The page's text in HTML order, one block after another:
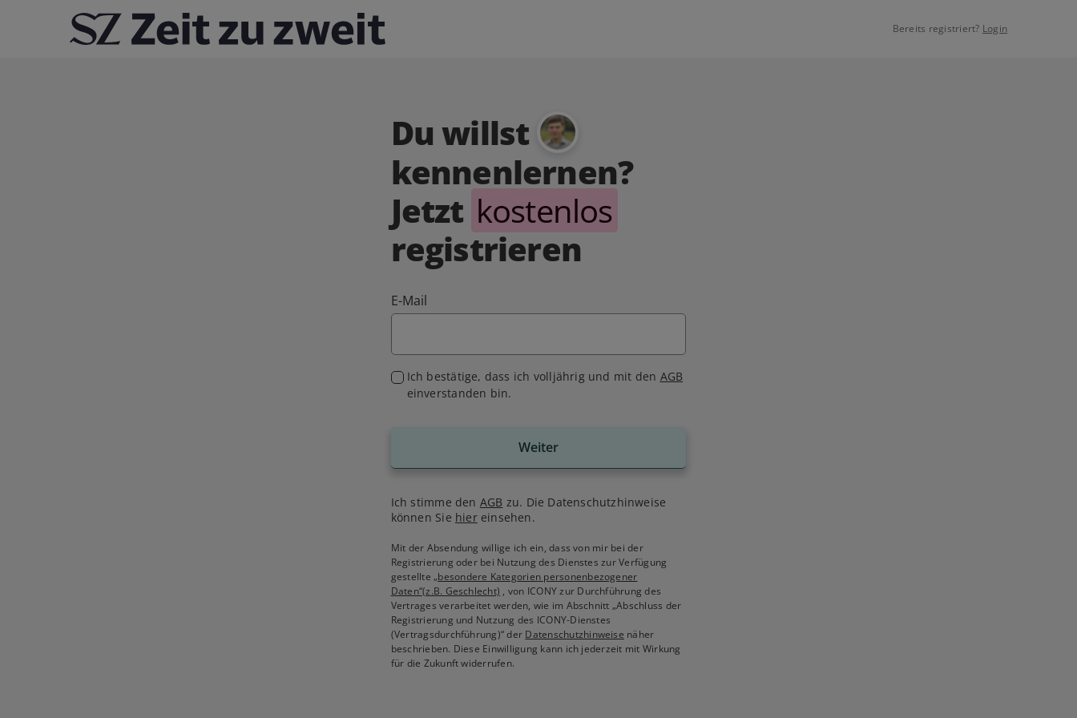
Bereits registriert? Login
Du willst
kennenlernen?
Jetzt kostenlos
registrieren
E-Mail
Ich bestätige, dass ich volljährig und mit den AGB
einverstanden bin.
Weiter
Ich stimme den AGB zu. Die Datenschutzhinweise
können Sie hiereinsehen.
Mit der Absendung willige ich ein, dass von mir bei der
Registrierung oder bei Nutzung des Dienstes zur Verfügung
gestellte„besondere Kategorien personenbezogener
Daten“(z.B. Geschlecht) , von ICONY zur Durchführung des
Vertrages verarbeitet werden, wie im Abschnitt „Abschluss der
Registrierung und Nutzung des ICONY-Dienstes
(Vertragsdurchführung)“ der Datenschutzhinweise näher
beschrieben. Diese Einwilligung kann ich jederzeit mit Wirkung
für die Zukunft widerrufen.